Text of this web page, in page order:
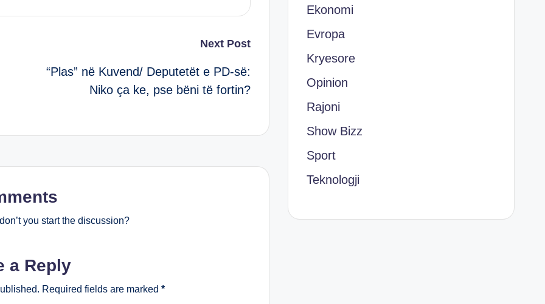
Next Post
“Plas” në Kuvend/ Deputetët e PD-së:
Niko ça ke, pse bëni të fortin?
you start the discussion?
a Reply
Required fields are marked *
Ekonomi
Evropa
Kryesore
Opinion
Rajoni
Show Bizz
Sport
Teknologji